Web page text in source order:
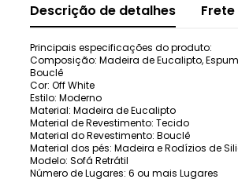
Descrição de detalhes Frete
Principais especificações do produto:
Composição: Madeira de Eucalipto,
Bouclê
Cor: Off White
Estilo: Moderno
Material: Madeira de Eucalipto
Material de Revestimento: Tecido
Material do Revestimento: Bouclê
Material dos pés: Madeira e Rodízios de
Modelo: Sofá Retrátil
Número de Lugares: 6 ou mais Lugares